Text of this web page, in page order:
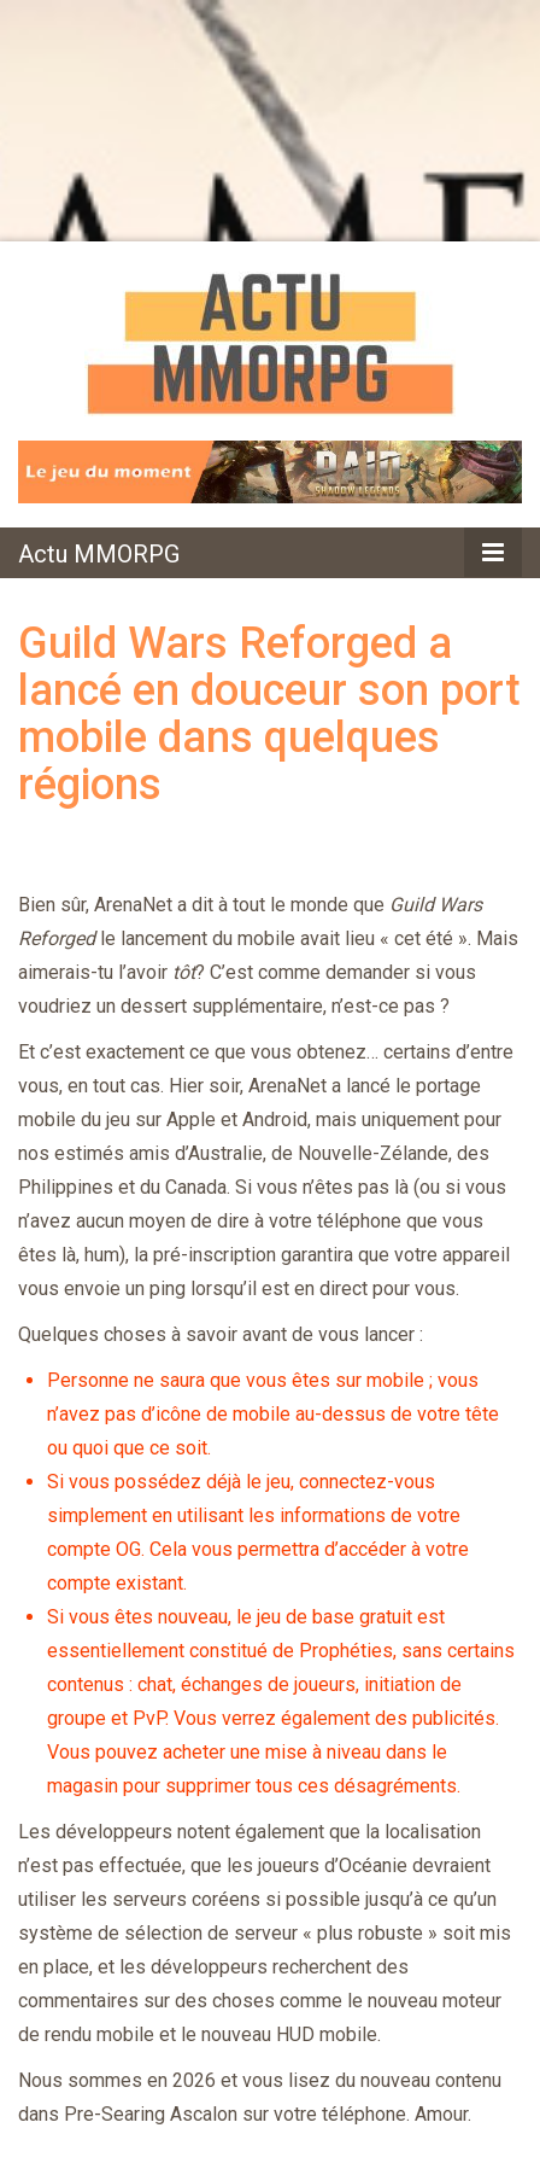
Actu
MMORPG
Actu MMORPG
Guild Wars Reforged a
lancé en douceur son port
mobile dans quelques
régions
Bien sûr, ArenaNet a dit à tout le monde que Guild Wars
Reforgedle lancement du mobile avait lieu « cet été ». Mais
aimerais-tu l’avoir tôt? C’est comme demander si vous
voudriez un dessert supplémentaire, n’est-ce pas ?
Et c’est exactement ce que vous obtenez… certains d’entre
vous, en tout cas. Hier soir, ArenaNet a lancé le portage
mobile du jeu sur Apple et Android, mais uniquement pour
nos estimés amis d’Australie, de Nouvelle-Zélande, des
Philippines et du Canada. Si vous n’êtes pas là (ou si vous
n’avez aucun moyen de dire à votre téléphone que vous
êtes là, hum), la pré-inscription garantira que votre appareil
vous envoie un ping lorsqu’il est en direct pour vous.
Quelques choses à savoir avant de vous lancer :
Personne ne saura que vous êtes sur mobile ; vous
n’avez pas d’icône de mobile au-dessus de votre tête
ou quoi que ce soit.
Si vous possédez déjà le jeu, connectez-vous
simplement en utilisant les informations de votre
compte OG. Cela vous permettra d’accéder à votre
compte existant.
Si vous êtes nouveau, le jeu de base gratuit est
essentiellement constitué de Prophéties, sans certains
contenus : chat, échanges de joueurs, initiation de
groupe et PvP. Vous verrez également des publicités.
Vous pouvez acheter une mise à niveau dans le
magasin pour supprimer tous ces désagréments.
Les développeurs notent également que la localisation
n’est pas effectuée, que les joueurs d’Océanie devraient
utiliser les serveurs coréens si possible jusqu’à ce qu’un
système de sélection de serveur « plus robuste » soit mis
en place, et les développeurs recherchent des
commentaires sur des choses comme le nouveau moteur
de rendu mobile et le nouveau HUD mobile.
Nous sommes en 2026 et vous lisez du nouveau contenu
dans Pre-Searing Ascalon sur votre téléphone. Amour.